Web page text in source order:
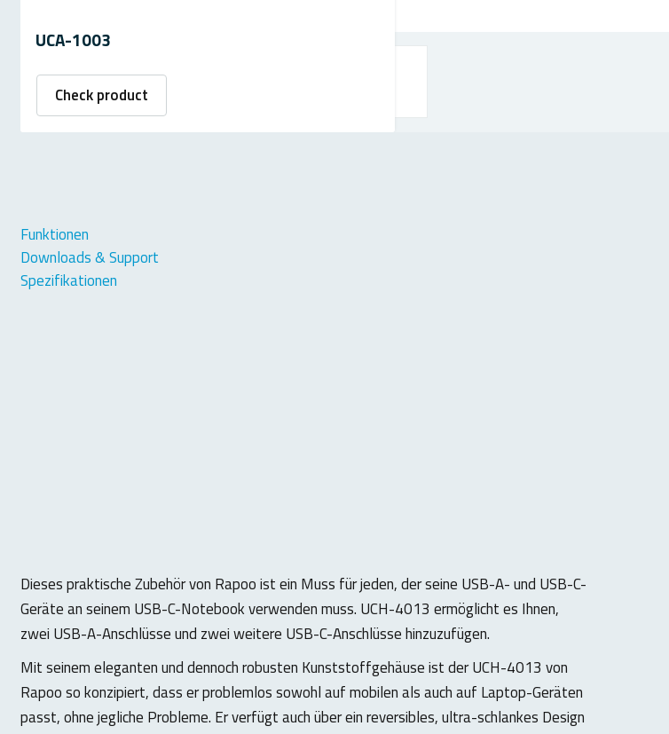
UCA-1003
Check product
Funktionen
Downloads & Support
Spezifikationen
Dieses praktische Zubehör von Rapoo ist ein Muss für jeden, der seine USB-A- und USB-C-
Geräte an seinem USB-C-Notebook verwenden muss. UCH-4013 ermöglicht es Ihnen,
zwei USB-A-Anschlüsse und zwei weitere USB-C-Anschlüsse hinzuzufügen.
Mit seinem eleganten und dennoch robusten Kunststoffgehäuse ist der UCH-4013 von
Rapoo so konzipiert, dass er problemlos sowohl auf mobilen als auch auf Laptop-Geräten
passt, ohne jegliche Probleme. Er verfügt auch über ein reversibles, ultra-schlankes Design